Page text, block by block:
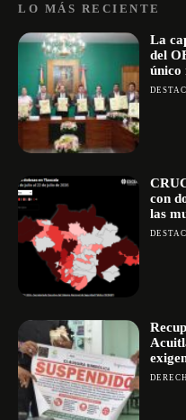
LO MÁS RECIENTE
La
del
único
con
las